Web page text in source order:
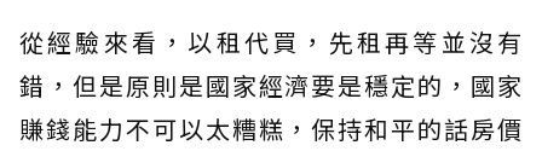
從經驗來看，以租代買，先租再等並沒有
錯，但是原則是國家經濟要是穩定的，國家
賺錢能力不可以太糟糕，保持和平的話房價